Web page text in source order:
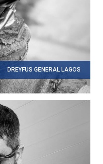
DREYFUS GENERAL LAGOS